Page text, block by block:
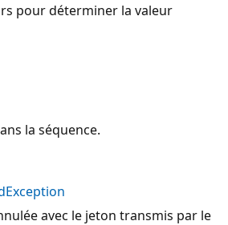
pour déterminer la valeur
la séquence.
avec le jeton transmis par le